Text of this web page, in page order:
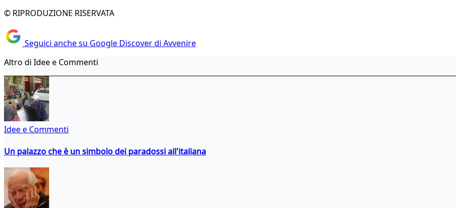
© RIPRODUZIONE RISERVATA
Seguici anche su Google Discover di Avvenire
Altro di Idee e Commenti
Idee e Commenti
Un palazzo che è un simbolo dei paradossi all'italiana